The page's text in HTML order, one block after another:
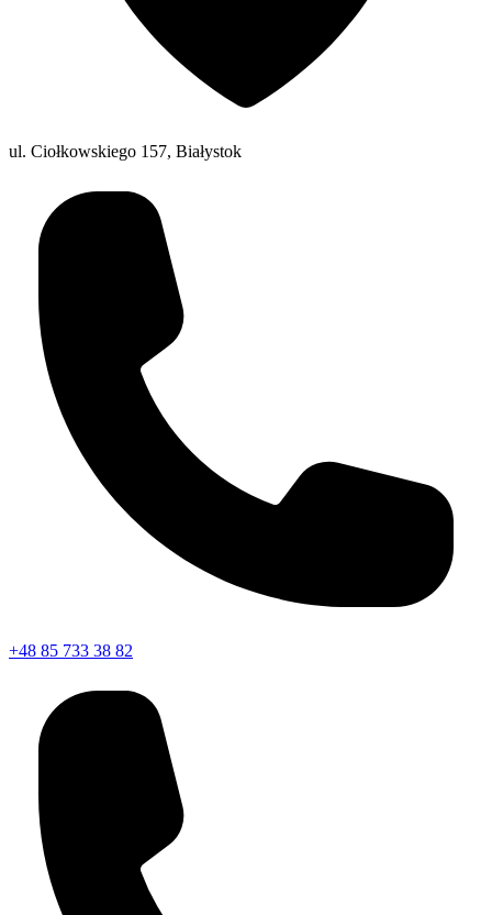
ul. Ciołkowskiego 157, Białystok
+48 85 733 38 82